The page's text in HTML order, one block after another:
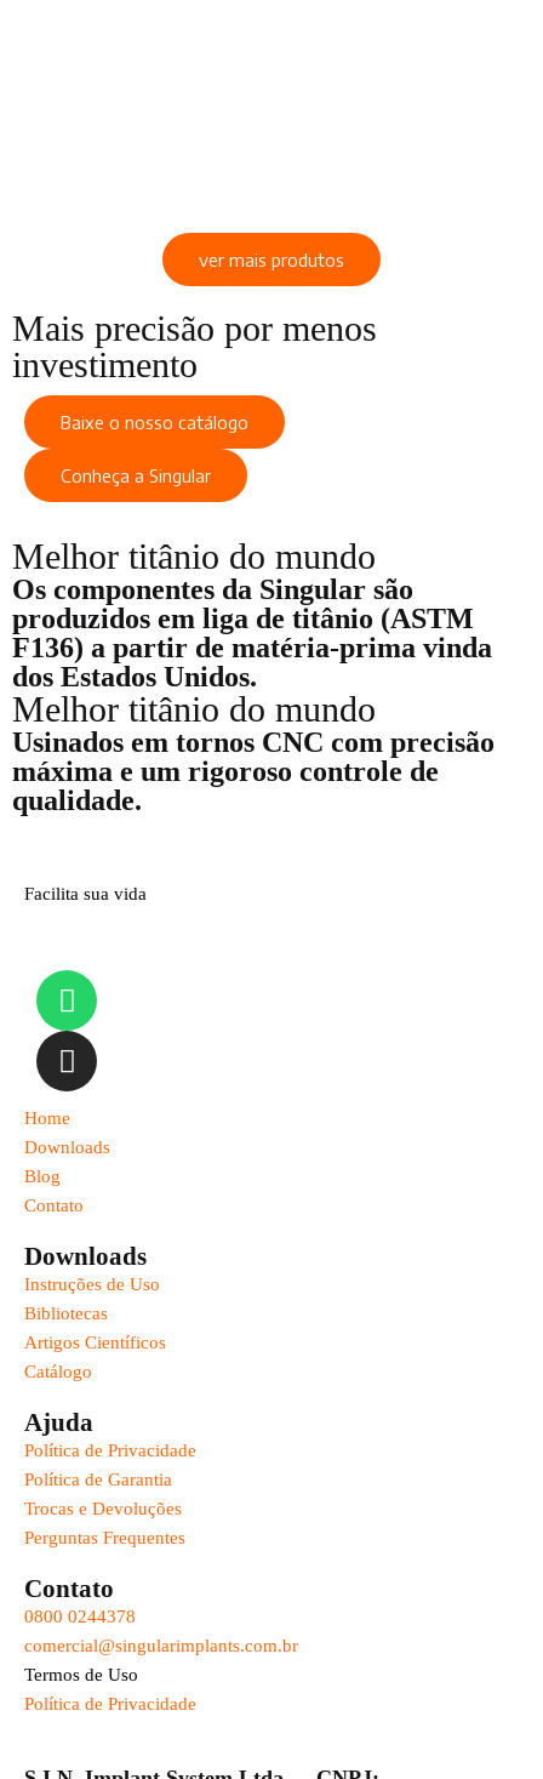
ver mais produtos
Mais precisão por menos
investimento
Baixe o nosso catálogo
Conheça a Singular
Melhor titânio do mundo
Os componentes da Singular são
produzidos em liga de titânio (ASTM
F136) a partir de matéria-prima vinda
dos Estados Unidos.
Melhor titânio do mundo
Usinados em tornos CNC com precisão
máxima e um rigoroso controle de
qualidade.
Facilita sua vida
Home
Downloads
Blog
Contato
Downloads
Instruções de Uso
Bibliotecas
Artigos Científicos
Catálogo
Ajuda
Política de Privacidade
Política de Garantia
Trocas e Devoluções
Perguntas Frequentes
Contato
0800 0244378
comercial@singularimplants.com.br
Termos de Uso
Política de Privacidade